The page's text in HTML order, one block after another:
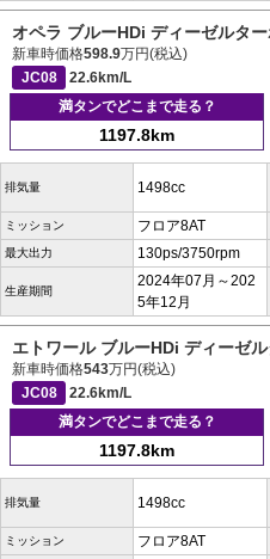
オペラ ブルーHDi ディーゼルタ
新車時価格598.9万円(税込)
JC08
22.6km/L
満タンでどこまで走る？
1197.8km
排気量 1498cc
ミッション フロア8AT
最大出力 130ps/3750rpm
生産期間
2024年07月～202
5年12月
エトワール ブルーHDi ディーゼ
新車時価格543万円(税込)
JC08
22.6km/L
満タンでどこまで走る？
1197.8km
排気量 1498cc
ミッション フロア8AT